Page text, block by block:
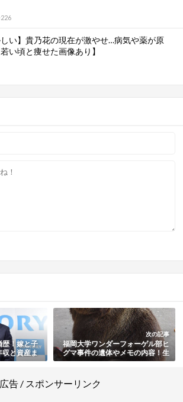
しい】貴乃花の現在が激やせ…病気や薬が原
い頃と痩せた画像あり】
歴！嫁と子
収と資産ま
長・会長】
次の記事
福岡大学ワンダーフォーゲル部ヒ
グマ事件の遺体やメモの内容！生
き残りのその後・現在も総まとめ
広告 / スポンサーリンク